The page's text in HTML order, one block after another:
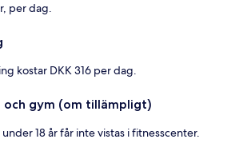
per dag.
kostar DKK 316 per dag.
och gym (om tillämpligt)
18 år får inte vistas i fitnesscenter.